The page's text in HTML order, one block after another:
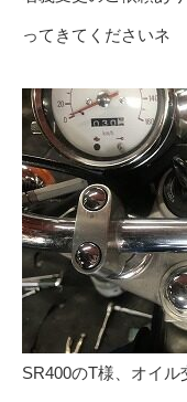
ってきてくださいネ
SR400のT様、オイル